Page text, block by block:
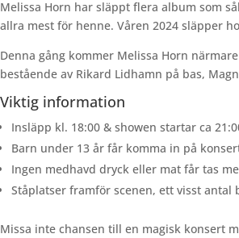
Melissa Horn har släppt flera album som
allra mest för henne. Våren 2024 släpper
Denna gång kommer Melissa Horn
bestående av Rikard Lidhamn på bas,
Viktig information
Insläpp kl. 18:00 & showen startar ca
Barn under 13 år får komma in på
Ingen medhavd dryck eller mat får tas
Ståplatser framför scenen, ett visst
Missa inte chansen till en magisk konsert